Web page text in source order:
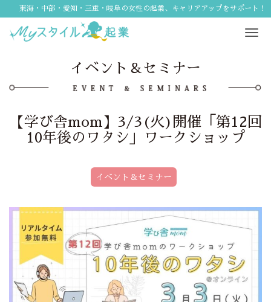
東海・中部・愛知・三重・岐阜の女性の起業、キャリアアップをサポート！
イベント＆セミナー
【学び舎mom】3/3(火)開催「第12回
10年後のワタシ」ワークショップ
イベント＆セミナー